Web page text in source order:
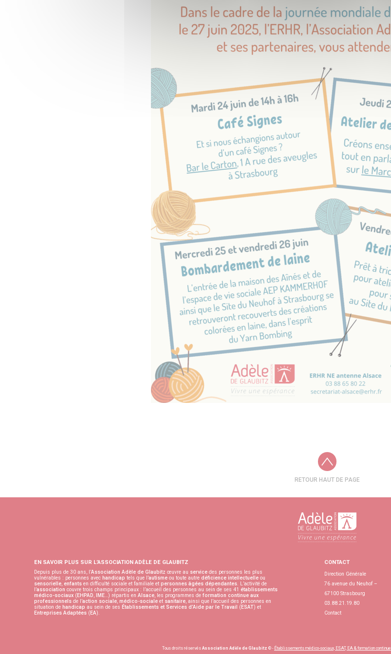
RETOUR HAUT DE PAGE
EN SAVOIR PLUS SUR L’ASSOCIATION ADÈLE DE GLAUBITZ
Depuis plus de 30 ans, l’Association Adèle de Glaubitz œuvre au servicedes personnes les plus
vulnérables : personnes avec handicap tels que l’autismeou toute autredéficience intellectuelle ou
sensorielle, enfants en difficulté sociale et familiale et personnes âgées dépendantes. L’activité de
l’association couvre trois champs principaux : l’accueil des personnes au sein de ses 41 établissements
médico-sociaux(EHPAD, IME…) répartis en Alsace, les programmes de formation continue aux
professionnelsde l’action sociale, médico-socialeet sanitaire, ainsi que l’accueil des personnes en
situation de handicap au sein de ses Établissements et Services d’Aide par le Travail (ESAT) et
Entreprises Adaptées(EA).
CONTACT
Direction Générale
76 avenue du Neuhof –
67100 Strasbourg
03.88.21.19.80
Contact
Tous droits réservés Association Adèle de Glaubitz © - Établissements médico-sociaux, ESAT, EA & formation continue